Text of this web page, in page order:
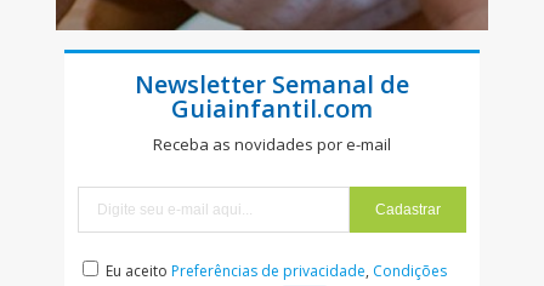
Newsletter Semanal de
Guiainfantil.com
Receba as novidades por e-mail
Eu aceitoPreferências de privacidade, Condições